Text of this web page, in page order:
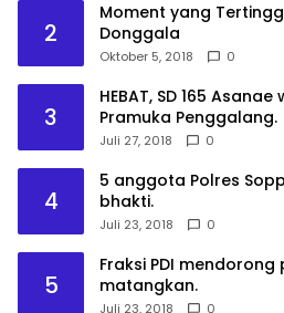
2
Moment yang
Donggala
Oktober 5, 2018 0
3
HEBAT, SD 165
Pramuka Penggalang.
Juli 27, 2018 0
4
5 anggota Polres
bhakti.
Juli 23, 2018 0
5
Fraksi PDI mendorong
matangkan.
Juli 23, 2018 0